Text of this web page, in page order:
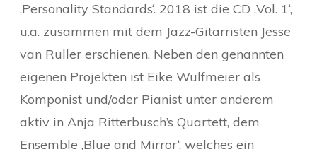
‚Personality Standards‘. 2018 ist die CD ‚Vol. 1‘,
u.a. zusammen mit dem Jazz-Gitarristen Jesse
van Ruller erschienen. Neben den genannten
eigenen Projekten ist Eike Wulfmeier als
Komponist und/oder Pianist unter anderem
aktiv in Anja Ritterbusch’s Quartett, dem
Ensemble ‚Blue and Mirror‘, welches ein